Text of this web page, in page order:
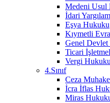
Medeni Usul
İdari
Eşya Hukuku
Kıymetli
Genel Devlet
Ticari
Vergi Hukuku
4.Sınıf
Ceza
İcra İflas
Miras